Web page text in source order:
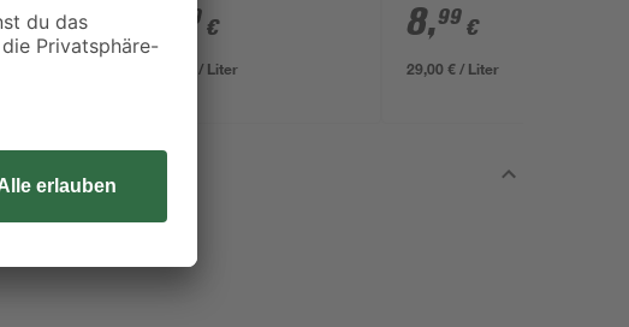
99 €
7,11 € / Liter
8,99 €
29,00 € / Liter